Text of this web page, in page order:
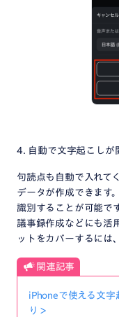
4. 自動で文字起こしが
句読点も自動で入れて
データが作成できます
識別することが可能で
議事録作成などにも活
ットをカバーするには
関連記事
iPhoneで使える文字
り＞